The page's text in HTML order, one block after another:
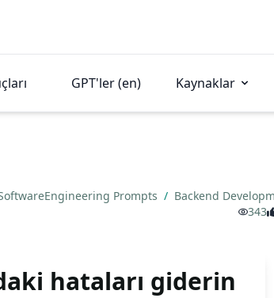
GPT'ler (en) Kaynaklar
Prompts / Backend
343
hataları giderin